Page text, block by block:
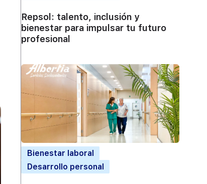
Repsol: talento, inclusión y
bienestar para impulsar tu futuro
profesional
Bienestar laboral
Desarrollo personal